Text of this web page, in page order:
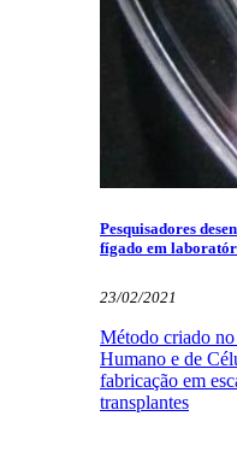
Pesquisadores
fígado em
23/02/2021
Método criado
Humano e de
fabricação em
transplantes